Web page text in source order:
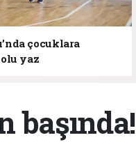
çocuklara
yaz
başında!